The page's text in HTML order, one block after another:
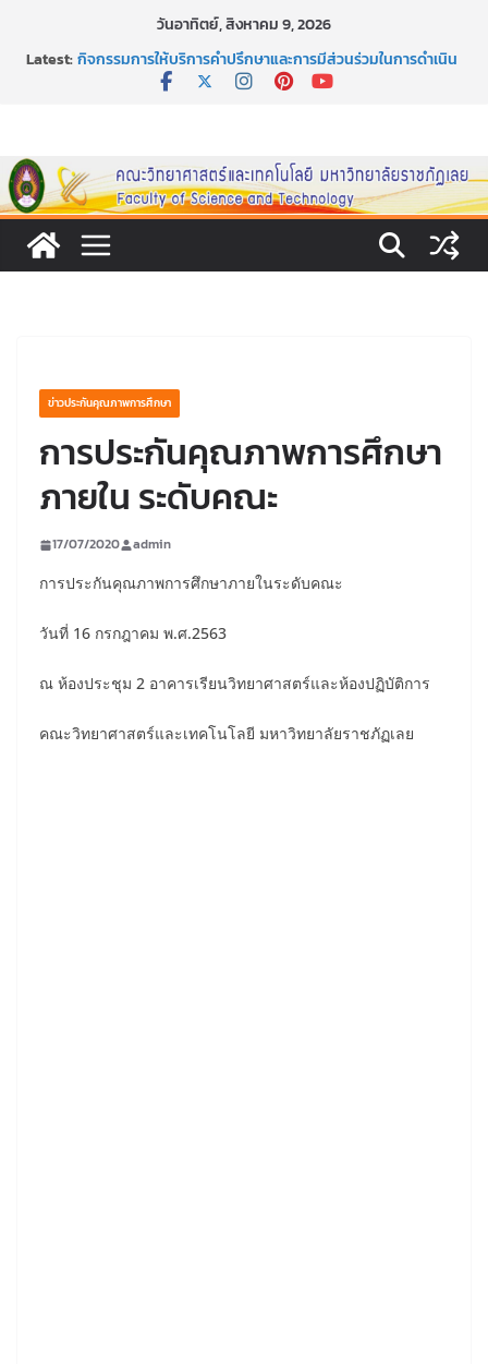
วันอาทิตย์, สิงหาคม 9, 2026
Latest:กิจกรรมการให้บริการคำปรึกษาและการมีส่วนร่วมในการดำเนิน
งานของคณะวิทยาศาสตร์และเทคโนโลยี
วิทยาศาสตร์และเทคโนโลยี ภาคปกติ ประจำปีการศึกษา 2569
ขอเชิญชวนประชาชนทุกคน ร่วมลงนามออนไลน์ “ลด ละ เลิก
เหล้า” ประจำปี พ.ศ. 2569
ประกาศสัปดาห์วิทยาศาสตร์แห่งชาติ ประจำปี 2569
ข่าวประกันคุณภาพการศึกษา
การประกันคุณภาพการศึกษา
ภายใน ระดับคณะ
17/07/2020 admin
การประกันคุณภาพการศึกษาภายในระดับคณะ
วันที่ 16 กรกฎาคม พ.ศ.2563
ณ ห้องประชุม 2 อาคารเรียนวิทยาศาสตร์และห้องปฏิบัติการ
คณะวิทยาศาสตร์และเทคโนโลยี มหาวิทยาลัยราชภัฏเลย